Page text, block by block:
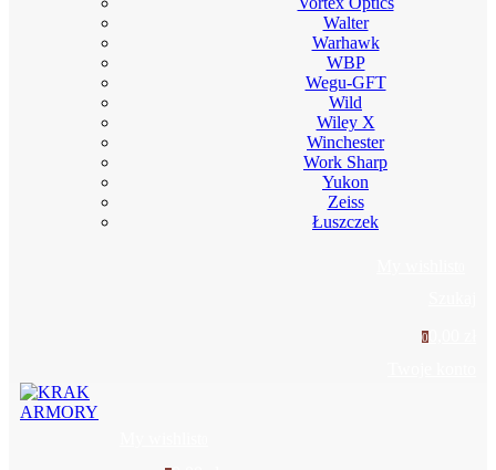
Walter
Warhawk
WBP
Wegu-GFT
Wild
Wiley X
Winchester
Work Sharp
Yukon
Zeiss
Łuszczek
0